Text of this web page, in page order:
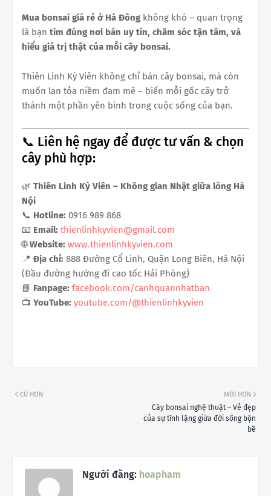
Mua bonsai giá rẻ ở Hà Đông không khó – quan trọng
là bạn tìm đúng nơi bán uy tín, chăm sóc tận tâm, và
hiểu giá trị thật của mỗi cây bonsai.
Thiên Linh Kỳ Viên không chỉ bán cây bonsai, mà còn
muốn lan tỏa niềm đam mê – biến mỗi gốc cây trở
thành một phần yên bình trong cuộc sống của bạn.
📞 Liên hệ ngay để được tư vấn & chọn
cây phù hợp:
🌿 Thiên Linh Kỳ Viên – Không gian Nhật giữa lòng Hà
Nội
📞 Hotline: 0916 989 868
📧 Email: thienlinhkyvien@gmail.com
🌐Website: www.thienlinhkyvien.com
📍 Địa chỉ: 888 Đường Cổ Linh, Quận Long Biên, Hà Nội
(Đầu đường hướng đi cao tốc Hải Phòng)
📘 Fanpage: facebook.com/canhquannhatban
📺 YouTube: youtube.com/@thienlinhkyvien
MỚI HƠN
Cây bonsai nghệ thuật – Vẻ đẹp
của sự tĩnh lặng giữa đời sống bộn
bề
CŨ HƠN
Người đăng: hoapham